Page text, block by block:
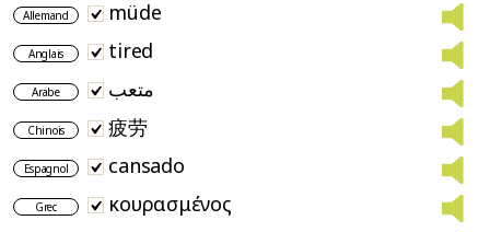
Allemand müde
Anglais tired
Arabe متعب
Chinois 疲劳
Espagnol cansado
Grec κουρασμένος